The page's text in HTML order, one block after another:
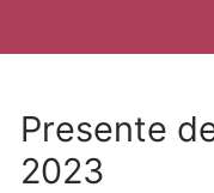
Presente
2023